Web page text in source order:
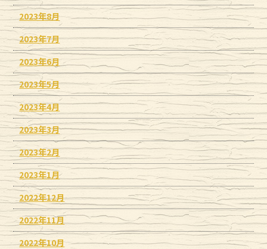
2023年8月
2023年7月
2023年6月
2023年5月
2023年4月
2023年3月
2023年2月
2023年1月
2022年12月
2022年11月
2022年10月